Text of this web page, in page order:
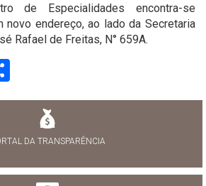
de Especialidades encontra-se
novo endereço, ao lado da Secretaria
Rafael de Freitas, N° 659A.
DA TRANSPARÊNCIA